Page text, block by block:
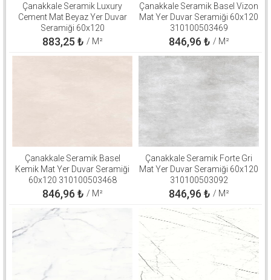
Çanakkale Seramik Luxury
Cement Mat Beyaz Yer Duvar
Seramiği 60x120
310100906264
883,25 ₺ / M²
Çanakkale Seramik Basel Vizon
Mat Yer Duvar Seramiği 60x120
310100503469
846,96 ₺ / M²
Çanakkale Seramik Basel
Kemik Mat Yer Duvar Seramiği
60x120 310100503468
846,96 ₺ / M²
Çanakkale Seramik Forte Gri
Mat Yer Duvar Seramiği 60x120
310100503092
846,96 ₺ / M²